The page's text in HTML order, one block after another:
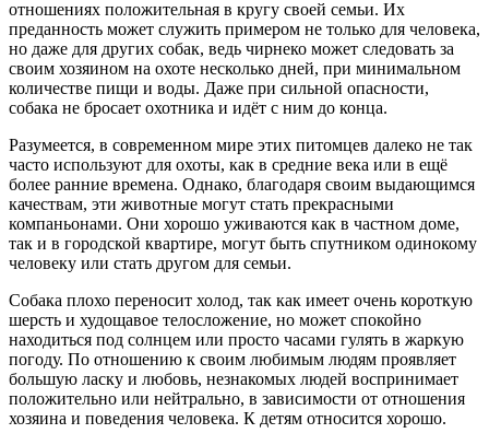
отношениях положительная в кругу своей семьи. Их
преданность может служить примером не только для человека,
но даже для других собак, ведь чирнеко может следовать за
своим хозяином на охоте несколько дней, при минимальном
количестве пищи и воды. Даже при сильной опасности,
собака не бросает охотника и идёт с ним до конца.
Разумеется, в современном мире этих питомцев далеко не так
часто используют для охоты, как в средние века или в ещё
более ранние времена. Однако, благодаря своим выдающимся
качествам, эти животные могут стать прекрасными
компаньонами. Они хорошо уживаются как в частном доме,
так и в городской квартире, могут быть спутником одинокому
человеку или стать другом для семьи.
Собака плохо переносит холод, так как имеет очень короткую
шерсть и худощавое телосложение, но может спокойно
находиться под солнцем или просто часами гулять в жаркую
погоду. По отношению к своим любимым людям проявляет
большую ласку и любовь, незнакомых людей воспринимает
положительно или нейтрально, в зависимости от отношения
хозяина и поведения человека. К детям относится хорошо.